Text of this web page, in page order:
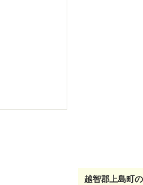
越智郡上島町